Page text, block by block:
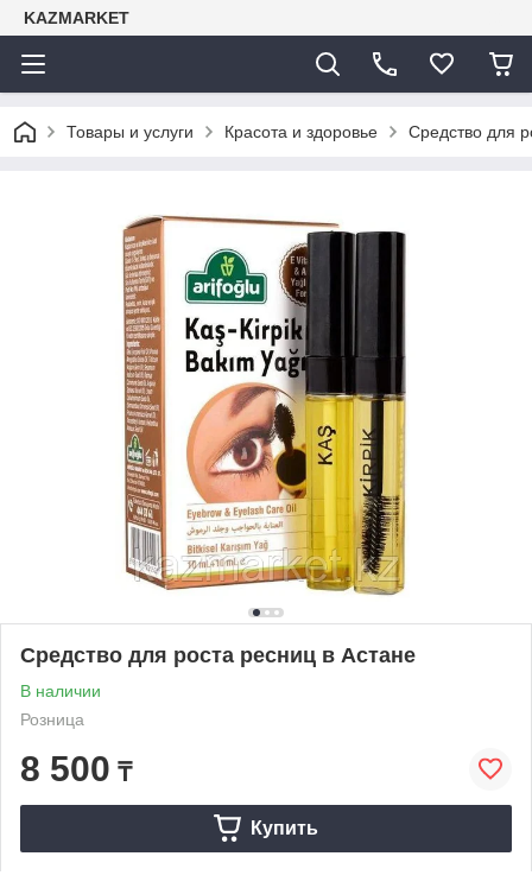
KAZMARKET
Товары и услуги Красота и здоровье Средство для
Средство для роста ресниц в Астане
В наличии
Розница
8 500 ₸
Купить